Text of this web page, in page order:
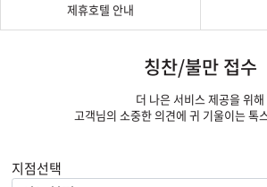
제휴호텔 안내
칭찬/불만 접수
더 나은 서비스 제공을 위해
고객님의 소중한 의견에 귀 기울이는 톡
지점선택